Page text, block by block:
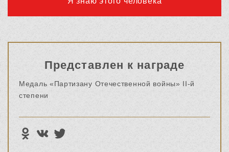
Представлен к награде
Медаль «Партизану Отечественной войны» II-й
степени